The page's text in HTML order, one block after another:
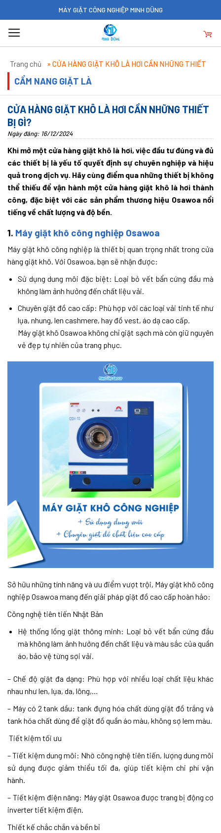
to
content
MÁY GIẶT CÔNG NGHIỆP MINH DŨNG
Trang chủ » CỬA HÀNG GIẶT KHÔ LÀ HƠI CẦN NHỮNG THIẾT
BỊ GÌ?
CẨM NANG GIẶT LÀ
CỬA HÀNG GIẶT KHÔ LÀ HƠI CẦN NHỮNG THIẾT
BỊ GÌ?
Ngày đăng: 16/12/2024
Khi mở một cửa hàng giặt khô là hơi, việc đầu tư đúng và đủ
các thiết bị là yếu tố quyết định sự chuyên nghiệp và hiệu
quả trong dịch vụ. Hãy cùng điểm qua những thiết bị không
thể thiếu để vận hành một cửa hàng giặt khô là hơi thành
công, đặc biệt với các sản phẩm thương hiệu Osawoa nổi
tiếng về chất lượng và độ bền.
1. Máy giặt khô công nghiệp Osawoa
Máy giặt khô công nghiệp là thiết bị quan trọng nhất trong cửa
hàng giặt khô. Với Osawoa, bạn sẽ nhận được:
Sử dụng dung môi đặc biệt: Loại bỏ vết bẩn cứng đầu mà
không làm ảnh hưởng đến chất liệu vải.
Chuyên giặt đồ cao cấp: Phù hợp với các loại vải tinh tế như
lụa, nhung, len cashmere, hay đồ vest, áo dạ cao cấp.
Máy giặt khô Osawoa không chỉ giặt sạch mà còn giữ nguyên
vẻ đẹp tự nhiên của trang phục.
Sở hữu những tính năng và ưu điểm vượt trội, Máy giặt khô công
nghiệp Osawoa mang đến giải pháp giặt đồ cao cấp hoàn hảo:
Công nghệ tiên tiến Nhật Bản
Hệ thống lồng giặt thông minh: Loại bỏ vết bẩn cứng đầu
mà không làm ảnh hưởng đến chất liệu và màu sắc của quần
áo, bảo vệ từng sợi vải.
– Chế độ giặt đa dạng: Phù hợp với nhiều loại chất liệu khác
nhau như len, lụa, da, lông,…
– Máy có 2 tank dầu: tank đựng hóa chất dùng giặt đồ trắng và
tank hóa chất dùng để giặt đồ quần áo màu, không sợ lem màu.
Tiết kiệm tối ưu
– Tiết kiệm dung môi: Nhờ công nghệ tiên tiến, lượng dung môi
sử dụng được giảm thiểu tối đa, giúp tiết kiệm chi phí vận
hành.
– Tiết kiệm điện năng: Máy giặt Osawoa được trang bị động cơ
inverter tiết kiệm điện.
Thiết kế chắc chắn và bền bỉ